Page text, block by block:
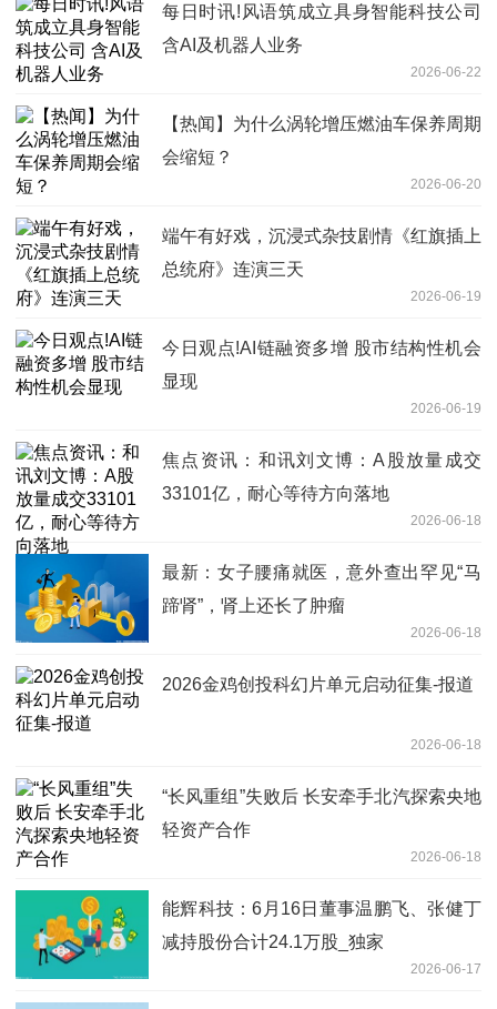
每日时讯!风语筑成立具身智能科技公司
含AI及机器人业务
2026-06-22
【热闻】为什么涡轮增压燃油车保养周期
会缩短？
2026-06-20
端午有好戏，沉浸式杂技剧情《红旗插上
总统府》连演三天
2026-06-19
今日观点!AI链融资多增 股市结构性机会
显现
2026-06-19
焦点资讯：和讯刘文博：A股放量成交
33101亿，耐心等待方向落地
2026-06-18
最新：女子腰痛就医，意外查出罕见“马
蹄肾”，肾上还长了肿瘤
2026-06-18
2026金鸡创投科幻片单元启动征集-报道
2026-06-18
“长风重组”失败后 长安牵手北汽探索央地
轻资产合作
2026-06-18
能辉科技：6月16日董事温鹏飞、张健丁
减持股份合计24.1万股_独家
2026-06-17